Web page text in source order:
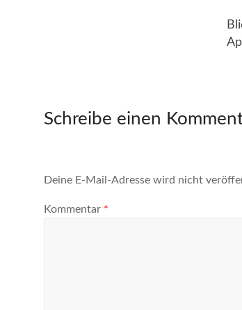
Schreibe einen
Deine E-Mail-Adresse wird nicht
Kommentar *